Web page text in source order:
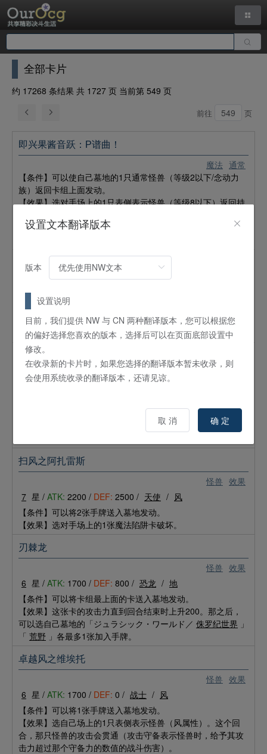
全部卡片
约 17268 条结果 共 1727 页 当前第 549 页
前往 页
魔法 通常
即兴果酱音跃：P谱曲！
【条件】可以使自己墓地的1只通常怪兽（等级2以下/念动力
族）返回卡组上面发动。
【效果】选对手场上的1只表侧表示怪兽（等级8以下）返回持
」返回卡组上面的场合，可以再选对手墓地的最多2只怪兽返回
超级新星
【条件】自己场上的表侧表示怪兽（等级7/光属性以外/龙族）
为2只的场合可以发动。
【效果】选自己墓地的1只怪兽（光属性/龙族）以表侧表示特
殊召唤到自己的场上。
王道魔导-光线转变
【效果】选自己场上的1只表侧表示怪兽，其攻击力直到回合结
束时上升[对手场上的攻击力最低的表侧表示怪兽（等级8以
怪兽 效果
扫风之阿扎雷斯
7 星 / ATK: 2200 / DEF: 2500 / 天使 / 风
【条件】可以将2张手牌送入墓地发动。
【效果】选对手场上的1张魔法陷阱卡破坏。
怪兽 效果
刃棘龙
6 星 / ATK: 1700 / DEF: 800 / 恐龙 / 地
【条件】可以将卡组最上面的卡送入墓地发动。
【效果】这张卡的攻击力直到回合结束时上升200。那之后，
可以选自己墓地的「ジュラシック・ワールド／ 侏罗纪世界 」
「 荒野 」各最多1张加入手牌。
怪兽 效果
卓越风之维埃托
6 星 / ATK: 1700 / DEF: 0 / 战士 / 风
【条件】可以将1张手牌送入墓地发动。
【效果】选自己场上的1只表侧表示怪兽（风属性）。这个回
合，那只怪兽的攻击会贯通（攻击守备表示怪兽时，给予其攻
击力超过那个守备力的数值的战斗伤害）。
设置文本翻译版本
版本
设置说明
目前，我们提供 NW 与 CN 两种翻译版本，您可以根据您
的偏好选择您喜欢的版本，选择后可以在页面底部设置中
修改。
在收录新的卡片时，如果您选择的翻译版本暂未收录，则
会使用系统收录的翻译版本，还请见谅。
取 消 确 定